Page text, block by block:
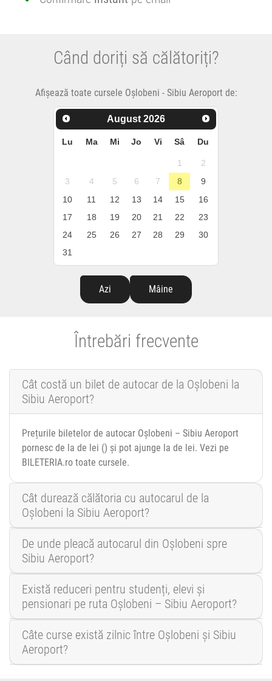
Când doriți să călătoriți?
Afișează toate cursele Oșlobeni - Sibiu Aeroport de:
August 2026
Lu Ma Mi Jo Vi Sâ Du
1
2
3
4 5 6 7 8
9
10
11 12 13 14 15
16
17
18 19 20 21 22
23
24
25 26 27 28 29
30
31
Azi Mâine
Întrebări frecvente
Cât costă un bilet de autocar de la Oșlobeni la
Sibiu Aeroport?
Prețurile biletelor de autocar Oșlobeni – Sibiu Aeroport
pornesc de la de lei () și pot ajunge la de lei. Vezi pe
BILETERIA.ro toate cursele.
Cât durează călătoria cu autocarul de la
Oșlobeni la Sibiu Aeroport?
De unde pleacă autocarul din Oșlobeni spre
Sibiu Aeroport?
Există reduceri pentru studenți, elevi și
pensionari pe ruta Oșlobeni – Sibiu Aeroport?
Câte curse există zilnic între Oșlobeni și Sibiu
Aeroport?